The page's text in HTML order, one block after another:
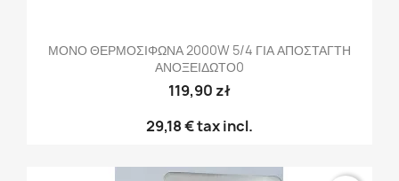
ΜΟΝΟ ΘΕΡΜΟΣΙΦΩΝΑ 2000W 5/4 ΓΙΑ ΑΠΟΣΤΑΓΤΗ
ΑΝΟΞΕΙΔΩΤΟ0
119,90 zł
29,18 €tax incl.